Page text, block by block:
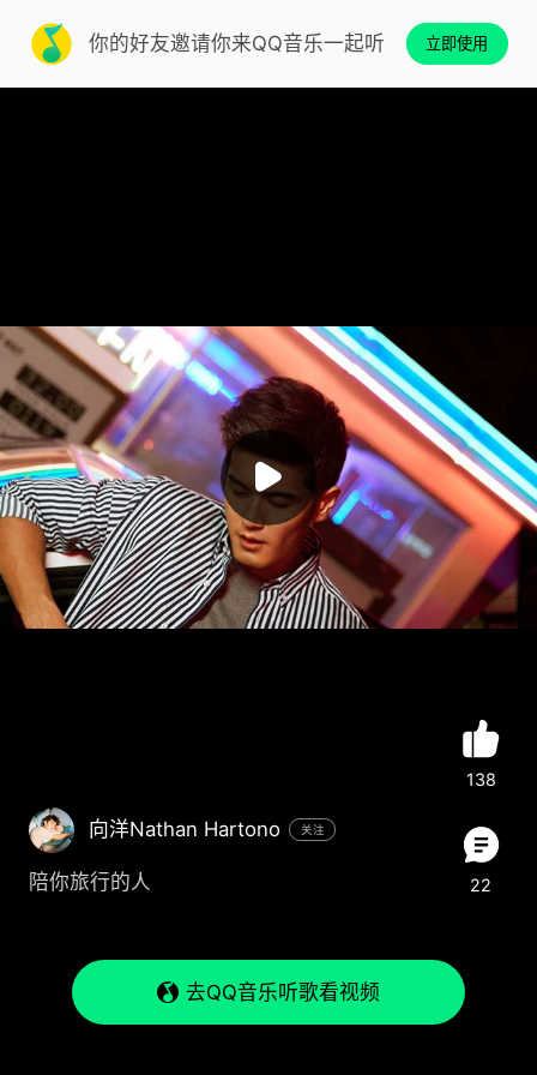
你的好友邀请你来QQ音乐一起听 立即使用
向洋Nathan Hartono 关注
陪你旅行的人
138
22
去QQ音乐听歌看视频